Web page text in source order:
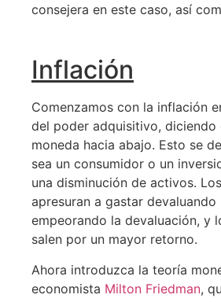
consejera en este caso, así
Inflación
Comenzamos con la inflación
del poder adquisitivo, diciendo
moneda hacia abajo. Esto se
sea un consumidor o un
una disminución de activos.
apresuran a gastar devaluando
empeorando la devaluación, y
salen por un mayor retorno.
Ahora introduzca la teoría
economista Milton Friedman,